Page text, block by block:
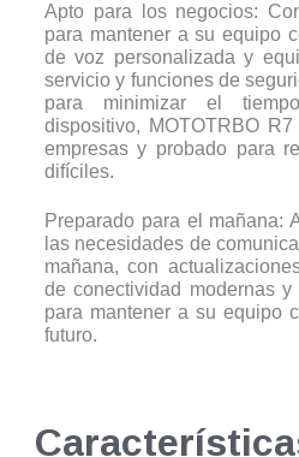
Apto para los negocios:
para mantener a su equipo
de voz personalizada y
servicio y funciones de
para minimizar el
dispositivo, MOTOTRBO
empresas y probado para
difíciles.
Preparado para el mañana:
las necesidades de
mañana, con
de conectividad modernas
para mantener a su equipo
futuro.